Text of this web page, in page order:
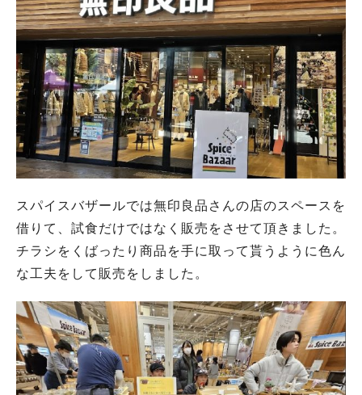
スパイスバザールでは無印良品さんの店のスペースを
借りて、試食だけではなく販売をさせて頂きました。
チラシをくばったり商品を手に取って貰うように色ん
な工夫をして販売をしました。